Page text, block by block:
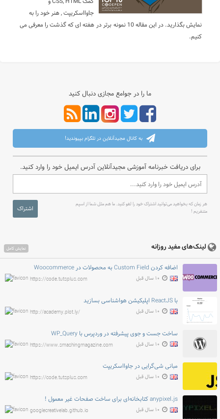
جاوااسکریپت , هنر خود را به
نمایش بگذارید. در این مقاله 10 نمونه برتر در هفته ای که گذشت را معرفی می
کنیم.
ما را در جوامع مجازی دنبال کنید
به کانال مجیدآنلاین در تلگرام بپیوندید!
برای دریافت خبرنامه آموزشی مجیدآنلاین آدرس ایمیل خود را وارد کنید.
هر زمان که بخواهید می‌توانید اشتراک خود را لغو کنید. ما هم مثل شما از اسپم
متنفریم !
اشتراک
لینک‌های مفید روزانه نمایش کامل
اضافه کردن Custom Field به محصولات در Woocommerce
https://code.tutsplus.com ۱۰ سال قبل
با ReactJS اپلیکیشن هواشناسی بسازید
http://academy.plot.ly/ ۱۰ سال قبل
ساخت جست و جوی پیشرفته در وردپرس با WP_Query
https://www.smashingmagazine.com ۱۰ سال قبل
مبانی شی‌گرایی در جاوااسکریپت
https://code.tutsplus.com ۱۰ سال قبل
anypixel.js کتابخانه‌ای برای ساخت صفحات غیر معمول !
googlecreativelab.github.io ۱۰ سال قبل